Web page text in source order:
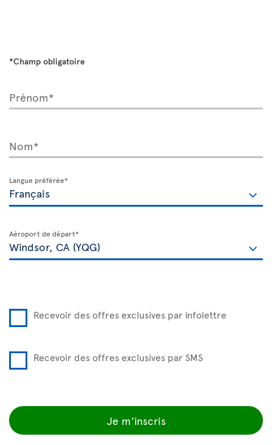
*Champ obligatoire
Prénom*
Nom*
Langue préférée*
Aéroport de départ*
Recevoir des offres exclusives par infolettre
Recevoir des offres exclusives par SMS
Je m'inscris